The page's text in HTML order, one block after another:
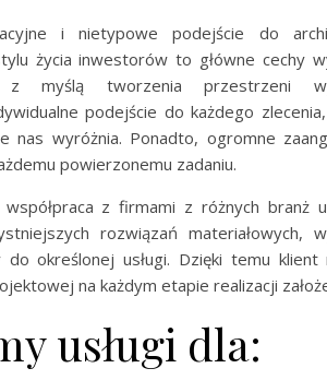
i nietypowe podejście do
życia inwestorów to główne cechy
myślą tworzenia przestrzeni
podejście do każdego
nas wyróżnia. Ponadto, ogromne
powierzonemu zadaniu.
z firmami z różnych branż
rozwiązań materiałowych,
określonej usługi. Dzięki temu
na każdym etapie realizacji
usługi dla: